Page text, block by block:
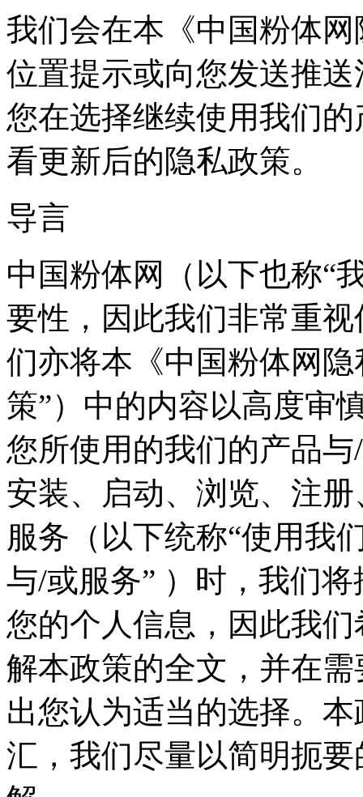
我们会在本《中国粉体
位置提示或向您发送推
您在选择继续使用我们
看更新后的隐私政策。
导言
中国粉体网（以下也称“
要性，因此我们非常重
们亦将本《中国粉体网
策”）中的内容以高度审
您所使用的我们的产品
安装、启动、浏览、注
服务（以下统称“使用我
与/或服务” ）时，我们
您的个人信息，因此我
解本政策的全文，并在
出您认为适当的选择。
汇，我们尽量以简明扼